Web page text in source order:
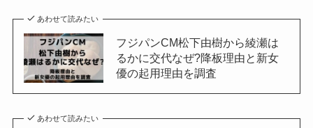
あわせて読みたい
フジパンCM松下由樹から綾瀬は
るかに交代なぜ?降板理由と新女
優の起用理由を調査
あわせて読みたい